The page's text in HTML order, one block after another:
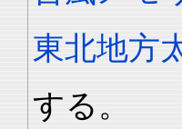
東北地方
する。